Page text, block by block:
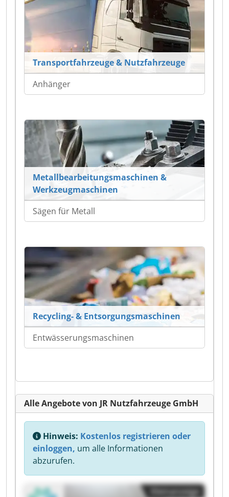
Transportfahrzeuge & Nutzfahrzeuge
Anhänger
Metallbearbeitungsmaschinen &
Werkzeugmaschinen
Sägen für Metall
Recycling- & Entsorgungsmaschinen
Entwässerungsmaschinen
Alle Angebote von JR Nutzfahrzeuge GmbH
Hinweis: Kostenlos registrieren oder
einloggen, um alle Informationen
abzurufen.
Kleinanzeige